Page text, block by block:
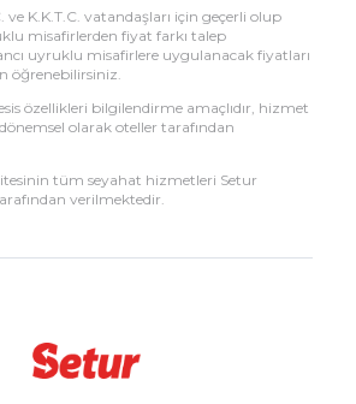
K.K.T.C. vatandaşları için geçerli olup
misafirlerden fiyat farkı talep
uyruklu misafirlere uygulanacak fiyatları
öğrenebilirsiniz.
özellikleri bilgilendirme amaçlıdır, hizmet
olarak oteller tarafından
tüm seyahat hizmetleri Setur
verilmektedir.